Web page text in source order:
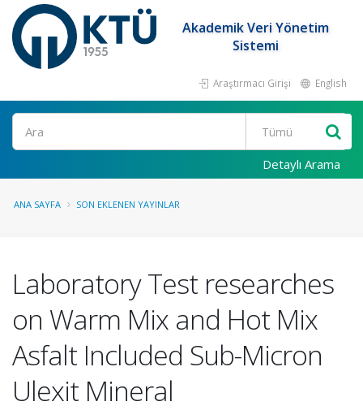
Akademik Veri Yönetim
Sistemi
Araştırmacı Girişi English
Ara
Detaylı Arama
ANA SAYFA SON EKLENEN YAYINLAR
Laboratory Test researches
on Warm Mix and Hot Mix
Asfalt Included Sub-Micron
Ulexit Mineral